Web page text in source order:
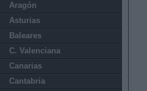
Aragón
Asturias
Baleares
C. Valenciana
Canarias
Cantabria